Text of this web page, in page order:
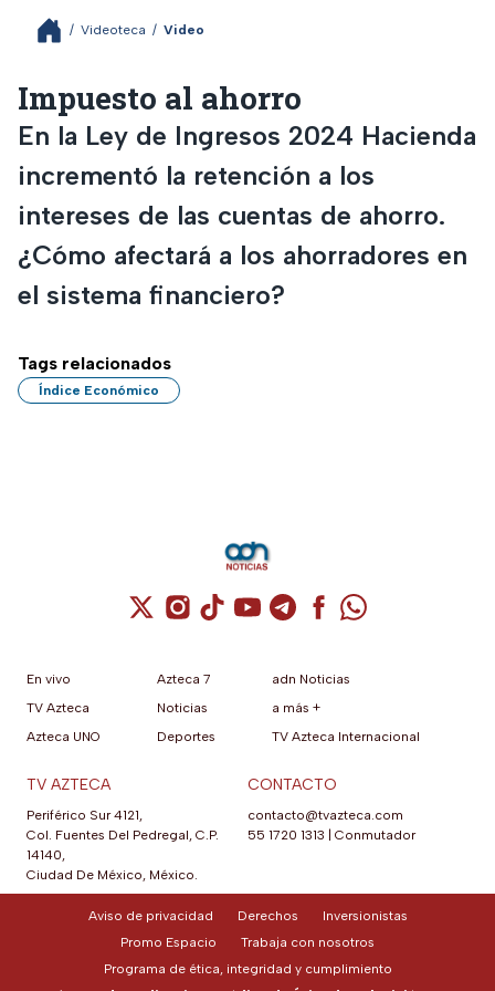
/ Videoteca / Video
Impuesto al ahorro
En la Ley de Ingresos 2024 Hacienda
incrementó la retención a los
intereses de las cuentas de ahorro.
¿Cómo afectará a los ahorradores en
el sistema financiero?
Tags relacionados
Índice Económico
Cuenta de X / Twitter (se abre en una
Cuenta de Instagram (se abre en una
Cuenta de TikTok (se abre en
Cuenta de YouTube (se abre
Cuenta de Telegram (se
Cuenta de
Cuenta de
En vivo
TV Azteca
Azteca UNO
Azteca 7
Noticias
Deportes
adn Noticias
a más +
TV Azteca Internacional
TV AZTECA
Periférico Sur 4121,
Col. Fuentes Del Pedregal, C.P.
14140,
Ciudad De México, México.
CONTACTO
contacto@tvazteca.com
55 1720 1313 | Conmutador
Aviso de privacidad Derechos
Inversionistas
Promo Espacio
Trabaja con nosotros
Programa de ética, integridad y cumplimiento